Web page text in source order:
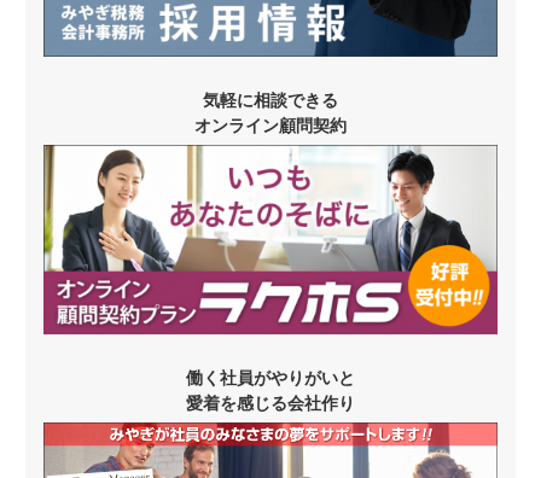
気軽に相談できる
オンライン顧問契約
働く社員がやりがいと
愛着を感じる会社作り